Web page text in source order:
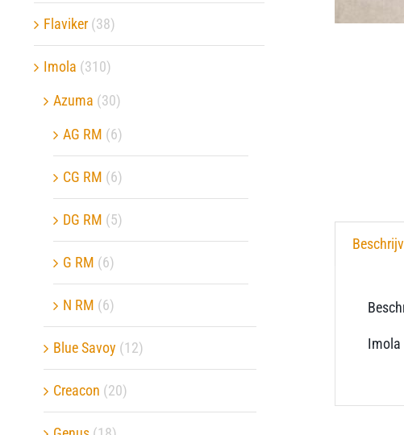
Imola
Flaviker (38)
Imola (310)
Azuma (30)
AG RM (6)
CG RM (6)
DG RM (5)
G RM (6)
N RM (6)
Blue Savoy (12)
Creacon (20)